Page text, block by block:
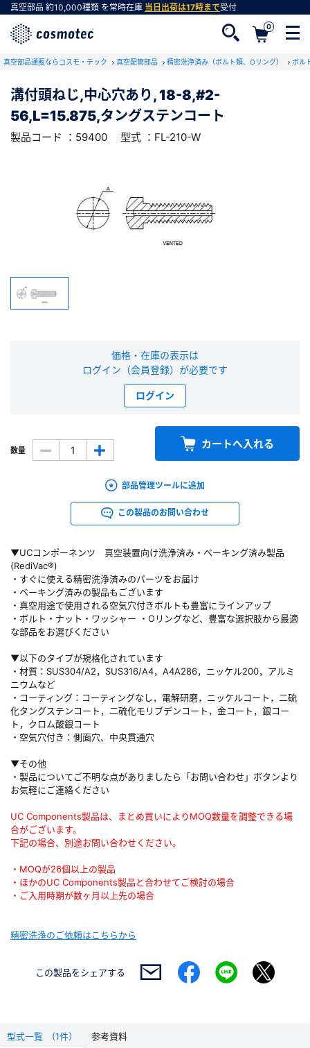
真空部品 約10,000種類 を常時在庫 当日出荷は17時まで受付
0
真空部品通販ならコスモ・テック 真空配管部品 精密洗浄済み（ボルト類、Oリング） ボル
溝付頭ねじ,中心穴あり, 18-8,#2-
56,L=15.875,タングステンコート
製品コード ：59400 型式 ：FL-210-W
▼UCコンポーネンツ 真空装置向け洗浄済み・ベーキング済み製品
(RediVac®)
・すぐに使える精密洗浄済みのパーツをお届け
・ベーキング済みの製品もございます
・真空用途で使用される空気穴付きボルトも豊富にラインアップ
・ボルト・ナット・ワッシャー ・Oリングなど、豊富な選択肢から最適
な部品をお選びください
▼以下のタイプが規格化されています
・材質：SUS304/A2，SUS316/A4，A4A286，ニッケル200，アルミ
ニウムなど
・コーティング：コーティングなし，電解研磨，ニッケルコート，二硫
化タングステンコート，二硫化モリブデンコート，金コート，銀コー
ト，クロム酸銀コート
・空気穴付き：側面穴、中央貫通穴
▼その他
・製品についてご不明な点がありましたら「お問い合わせ」ボタンより
お気軽にご連絡ください
UC Components製品は、まとめ買いによりMOQ数量を調整できる場
合がございます。
下記の場合、別途お問い合わせください。
・MOQが26個以上の製品
・ほかのUC Components製品と合わせてご検討の場合
・ご入用時期が数ヶ月以上先の場合
精密洗浄のご依頼はこちらから
価格・在庫の表示は
ログイン（会員登録）が必要です
ログイン
数量 カートへ入れる
部品管理ツールに追加
この製品のお問い合わせ
この製品をシェアする
型式一覧 (1件） 参考資料
RoHS2適合報告書のダウンロード
下記製品のRoHS2適合報告書のダウンロードをします。
溝付頭ねじ,中心穴あり, 18-8,#2-
56,L=15.875,タングステンコート
型式 ：FL-210-W 製品コード ：59400
会員登録がお済みでない方
会員登録をすれば、便利な機能がご利用いただけ
※新規会員登録をお申し込み頂いてから本登録となるまで、数日間かかる場合
会員の方はこちら
※パスワードをお忘れの方は、 パスワード再発行ページ
※メールアドレスを忘れた方は、
よりお問い合わせくださ